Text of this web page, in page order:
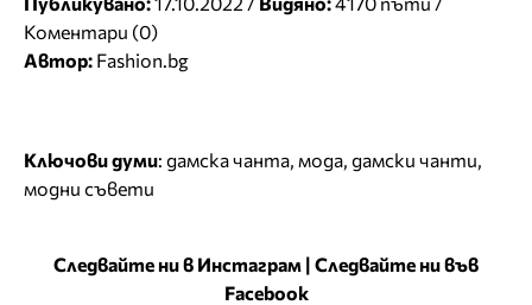
Коментари (0)
Автор: Fashion.bg
Ключови думи: дамска чанта мода дамски чанти
модни съвети
Следвайте ни в Инстаграм | Следвайте ни във
Facebook